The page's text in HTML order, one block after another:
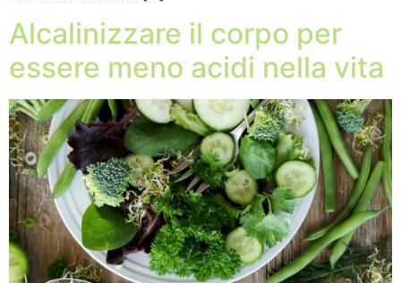
Alcalinizzare il corpo per
essere meno acidi nella vita